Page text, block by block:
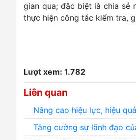
gian qua; đặc biệt là chia sẻ
thực hiện công tác kiểm tra,
Lượt xem: 1.782
Liên quan
Nâng cao hiệu lực, hiệu
Tăng cường sự lãnh đạo